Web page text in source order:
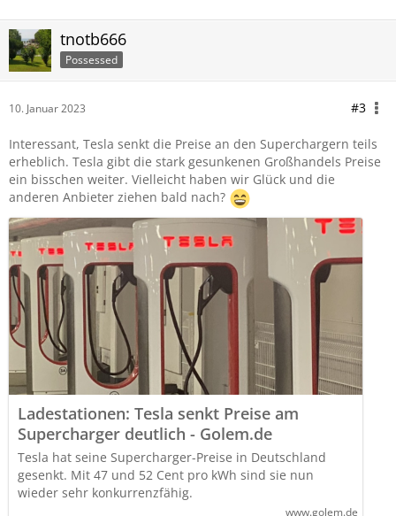
tnotb666
Possessed
10. Januar 2023 #3
Interessant, Tesla senkt die Preise an den Superchargern teils
erheblich. Tesla gibt die stark gesunkenen Großhandels Preise
ein bisschen weiter. Vielleicht haben wir Glück und die
anderen Anbieter ziehen bald nach?
Ladestationen: Tesla senkt Preise am
Supercharger deutlich - Golem.de
Tesla hat seine Supercharger-Preise in Deutschland
gesenkt. Mit 47 und 52 Cent pro kWh sind sie nun
wieder sehr konkurrenzfähig.
www.golem.de